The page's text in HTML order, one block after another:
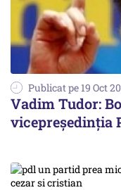
Publicat pe 19 Oct
Vadim Tudor:
vicepreședinția